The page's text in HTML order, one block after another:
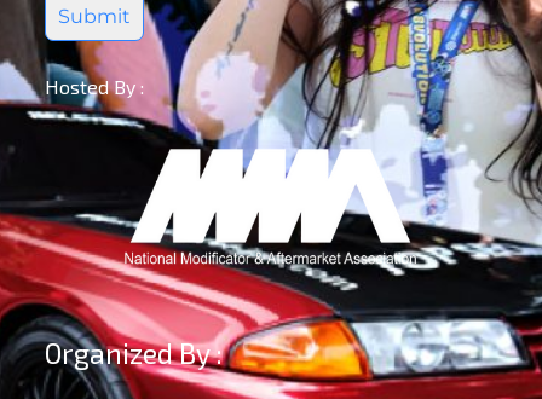
Submit
Hosted By :
Organized By :